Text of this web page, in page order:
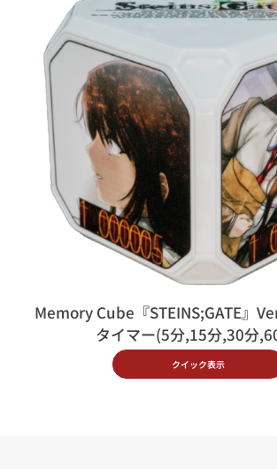
Memory Cube『STEINS;GATE』
タイマー(5分,15分,30分
クイック表示